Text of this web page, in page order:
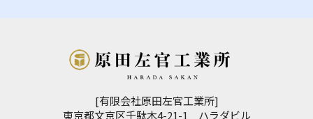
[有限会社原田左官工業所]
東京都文京区千駄木4-21-1 ハラダビル